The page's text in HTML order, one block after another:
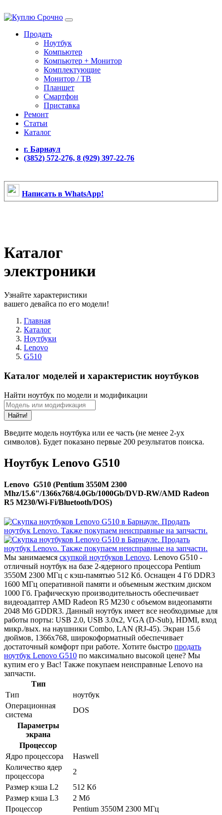
Продать
Ноутбук
Компьютер
Компьютер + Монитор
Комплектующие
Монитор / ТВ
Планшет
Смартфон
Приставка
Ремонт
Статьи
Каталог
г. Барнаул
(3852) 572-276, 8 (929) 397-22-76
Написать в WhatsApp!
Каталог
электроники
Узнайте характеристики
вашего девайса по его модели!
Главная
Каталог
Ноутбуки
Lenovo
G510
Каталог моделей и характеристик ноутбуков
Найти ноутбук по модели и модификации
Найти!
Введите модель ноутбука или ее часть (не менее 2-ух
символов). Будет показано первые 200 результатов поиска.
Ноутбук Lenovo G510
Lenovo G510 (Pentium 3550M 2300
Mhz/15.6"/1366x768/4.0Gb/1000Gb/DVD-RW/AMD Radeon
R5 M230/Wi-Fi/Bluetooth/DOS)
Мы занимаемся скупкой ноутбуков Lenovo. Lenovo G510 -
отличный ноутбук на базе 2-ядерного процессора Pentium
3550M 2300 МГц с кэш-памятью 512 Кб. Оснащен 4 Гб DDR3
1600 МГц оперативной памяти и объемным жестким диском
1000 Гб. Графическую производительность обеспечивает
видеоадаптер AMD Radeon R5 M230 с объемом видеопамяти
2048 Мб GDDR3. Данный ноутбук имеет все необходимые для
работы порты: USB 2.0, USB 3.0x2, VGA (D-Sub), HDMI, вход
микр./вых. на наушники Combo, LAN (RJ-45). Экран 15.6
дюймов, 1366x768, широкоформатный обеспечивает
достаточный комфорт при работе. Хотите быстро продать
ноутбук Lenovo G510 по максимально высокой цене? Мы
купим его у Вас! Также покупаем неисправные Lenovo на
запчасти.
Тип
Тип
ноутбук
Операционная
система
DOS
Параметры
экрана
Процессор
Ядро процессора
Haswell
Количество ядер
процессора
2
Размер кэша L2
512 Кб
Размер кэша L3
2 Мб
Процессор
Pentium 3550M 2300 МГц